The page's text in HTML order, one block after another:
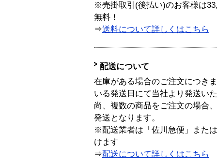
※売掛取引(後払い)のお客様は
無料！
⇒送料について詳しくはこちら
配送について
在庫がある場合のご注文につき
いる発送日にて当社より発送い
尚、複数の商品をご注文の場合
発送となります。
※配送業者は「佐川急便」また
けます
⇒配送について詳しくはこちら